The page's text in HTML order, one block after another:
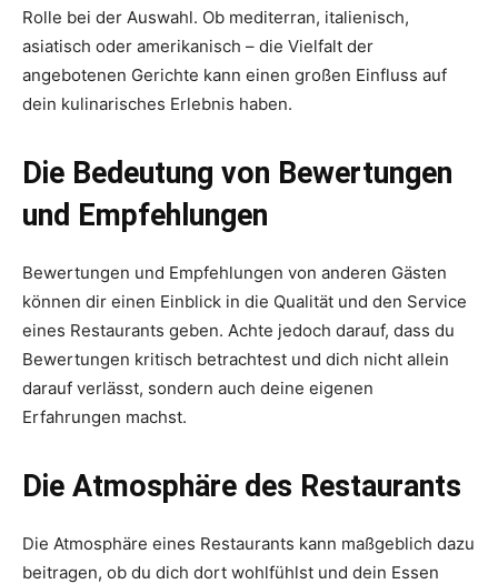
Rolle bei der Auswahl. Ob mediterran, italienisch,
asiatisch oder amerikanisch – die Vielfalt der
angebotenen Gerichte kann einen großen Einfluss auf
dein kulinarisches Erlebnis haben.
Die Bedeutung von Bewertungen
und Empfehlungen
Bewertungen und Empfehlungen von anderen Gästen
können dir einen Einblick in die Qualität und den Service
eines Restaurants geben. Achte jedoch darauf, dass du
Bewertungen kritisch betrachtest und dich nicht allein
darauf verlässt, sondern auch deine eigenen
Erfahrungen machst.
Die Atmosphäre des Restaurants
Die Atmosphäre eines Restaurants kann maßgeblich dazu
beitragen, ob du dich dort wohlfühlst und dein Essen